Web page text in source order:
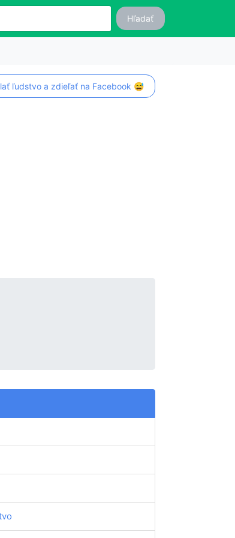
Hľadať
ľudstvo a zdieľať na Facebook 😅